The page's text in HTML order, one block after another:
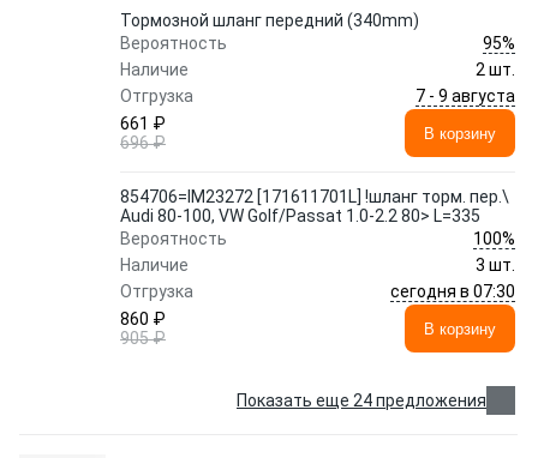
Тормозной шланг передний (340mm)
Вероятность
95%
Наличие
2 шт.
Отгрузка
7 - 9 августа
661 ₽
696 ₽
В корзину
854706=IM23272 [171611701L] !шланг торм. пер.\
Audi 80-100, VW Golf/Passat 1.0-2.2 80> L=335
Вероятность
100%
Наличие
3 шт.
Отгрузка
сегодня в 07:30
860 ₽
905 ₽
В корзину
Показать еще 24 предложения